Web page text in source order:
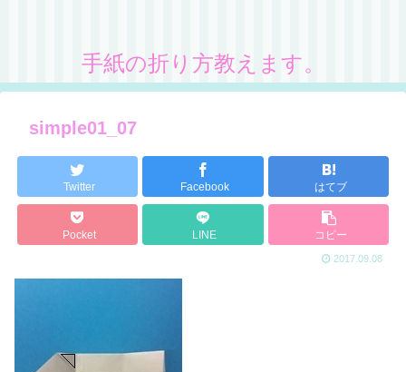
手紙の折り方教えます。
simple01_07
Twitter Facebook はてブ
Pocket LINE コピー
2017.09.08